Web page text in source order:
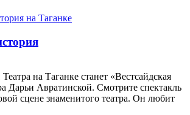
на Таганке станет «Вестсайдская
Дарьи Авратинской. Смотрите спектакль
сцене знаменитого театра. Он любит